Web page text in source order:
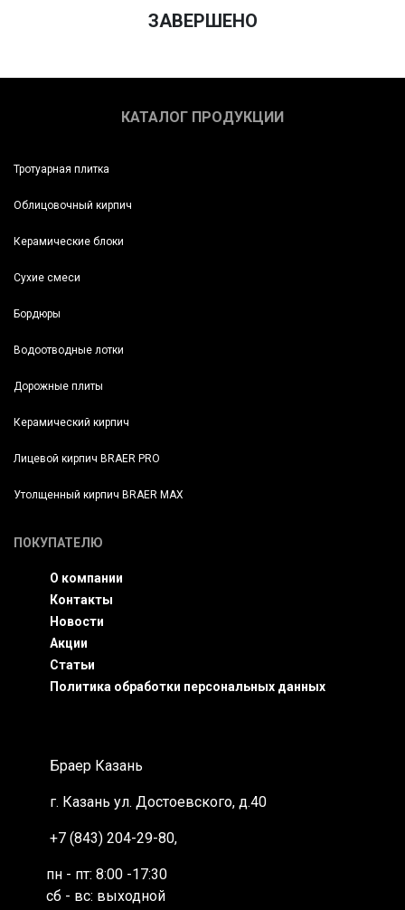
ЗАВЕРШЕНО
КАТАЛОГ ПРОДУКЦИИ
Тротуарная плитка
Облицовочный кирпич
Керамические блоки
Сухие смеси
Бордюры
Водоотводные лотки
Дорожные плиты
Керамический кирпич
Лицевой кирпич BRAER PRO
Утолщенный кирпич BRAER MAX
ПОКУПАТЕЛЮ
О компании
Контакты
Новости
Акции
Статьи
Политика обработки персональных данных
Браер Казань
г. Казань ул. Достоевского, д.40
+7 (843) 204-29-80,
пн - пт: 8:00 -17:30
сб - вс: выходной